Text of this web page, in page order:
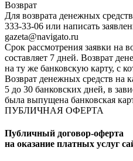
Возврат
Для возврата денежных
333-33-06 или написать
gazeta@navigato.ru
Срок рассмотрения заявки на
составляет 7 дней. Возврат
на ту же банковскую карту, с
Возврат денежных средств на
5 до 30 банковских дней, в
была выпущена банковская
ПУБЛИЧНАЯ ОФЕРТА
Публичный договор-оферта
на оказание платных услуг